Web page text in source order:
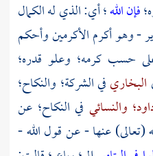
فإن الله؛ أي: الذي له الكمال
- وهو أكرم الأكرمين وأحكم
حسب كرمه؛ وعلو قدره؛
البخاريفي الشركة؛ والنكاح؛
والنسائي في النكاح؛ عن
(تعالى) عنها - عن قول الله -